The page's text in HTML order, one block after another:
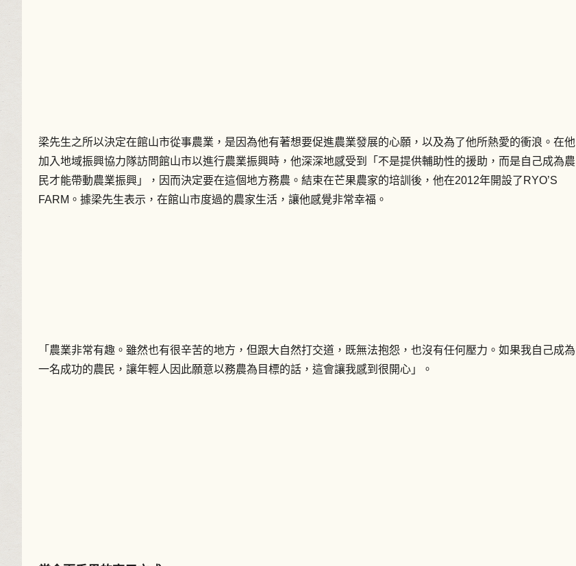
梁先生之所以決定在館山市從事農業，是因為他有著想要促進農業發展的心願，以及為了他所熱愛的衝浪。在他
加入地域振興協力隊訪問館山市以進行農業振興時，他深深地感受到「不是提供輔助性的援助，而是自己成為農
民才能帶動農業振興」，因而決定要在這個地方務農。結束在芒果農家的培訓後，他在2012年開設了RYO’S
FARM。據梁先生表示，在館山市度過的農家生活，讓他感覺非常幸福。
「農業非常有趣。雖然也有很辛苦的地方，但跟大自然打交道，既無法抱怨，也沒有任何壓力。如果我自己成為
一名成功的農民，讓年輕人因此願意以務農為目標的話，這會讓我感到很開心」。